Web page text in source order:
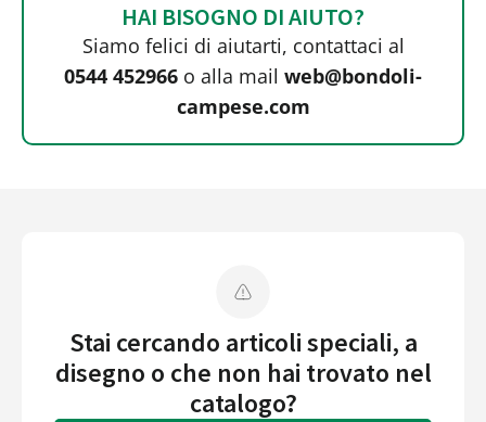
HAI BISOGNO DI AIUTO?
Siamo felici di aiutarti, contattaci al
0544 452966 o alla mail web@bondoli-
campese.com
Stai cercando articoli speciali, a
disegno o che non hai trovato nel
catalogo?